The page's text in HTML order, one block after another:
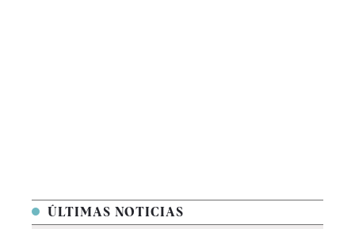
ÚLTIMAS NOTICIAS